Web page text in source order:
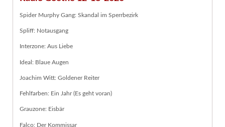
Spider Murphy Gang: Skandal im Sperrbezirk
Spliff: Notausgang
Interzone: Aus Liebe
Ideal: Blaue Augen
Joachim Witt: Goldener Reiter
Fehlfarben: Ein Jahr (Es geht voran)
Grauzone: Eisbär
Falco: Der Kommissar